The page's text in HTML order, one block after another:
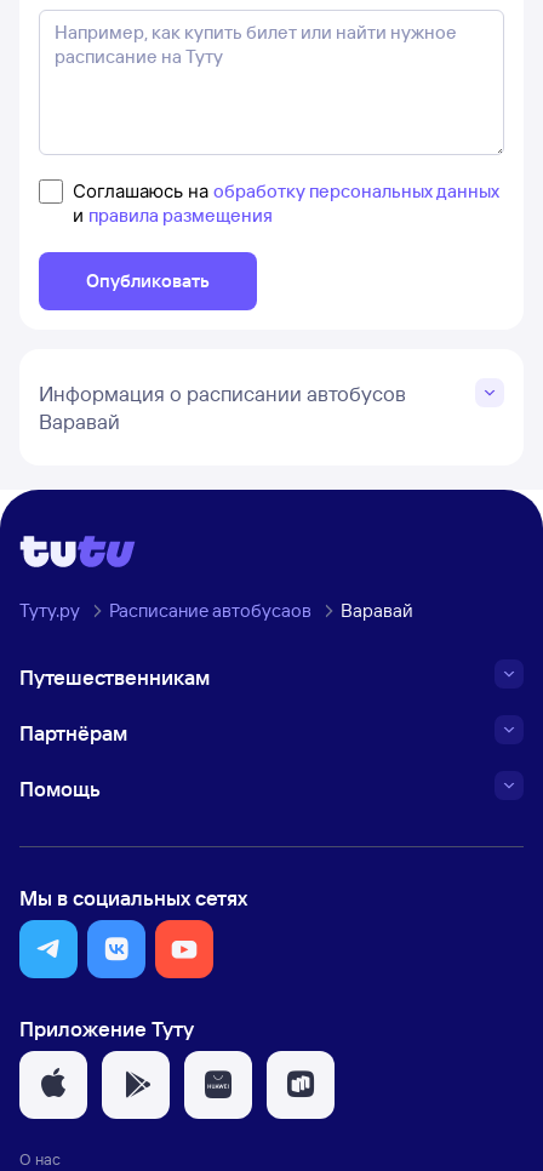
Соглашаюсь на обработку персональных данных
и правила размещения
Опубликовать
Информация о расписании автобусов
Варавай
Туту.ру Расписание автобусаов Варавай
Путешественникам
Партнёрам
Помощь
Мы в социальных сетях
Приложение Туту
О нас